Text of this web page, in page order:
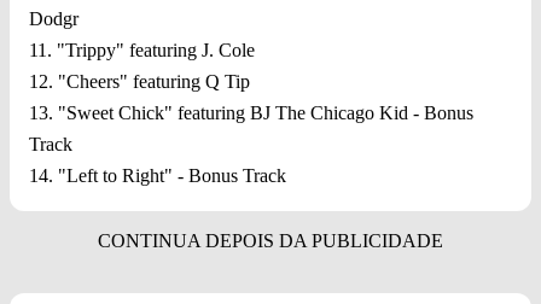
Dodgr
11. "Trippy" featuring J. Cole
12. "Cheers" featuring Q Tip
13. "Sweet Chick" featuring BJ The Chicago Kid - Bonus
Track
14. "Left to Right" - Bonus Track